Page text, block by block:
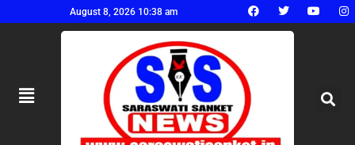
August 8, 2026 10:38 am